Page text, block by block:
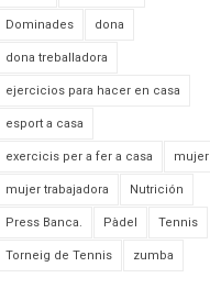
Dominades dona
dona treballadora
ejercicios para hacer en casa
esport a casa
exercicis per a fer a casa mujer
mujer trabajadora Nutrición
Press Banca. Pàdel Tennis
Torneig de Tennis zumba